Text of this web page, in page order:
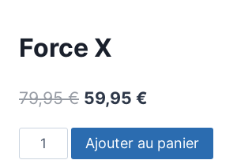
Force X
79,95€ Le
prix
initial
59,95 €
prix
actuel
quantité
Ajouter au panier